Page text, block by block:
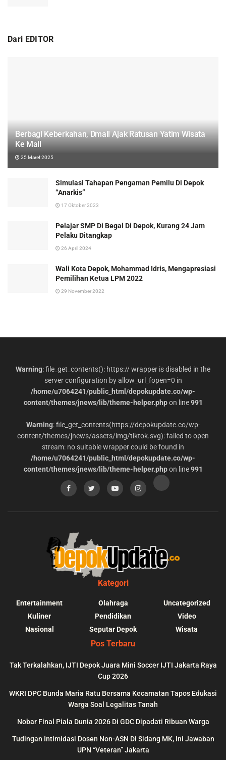
Dari EDITOR
Berbagi Keberkahan, Dmall Ajak Ratusan Yatim Wisata
Ke Mall
25 Maret 2025
Simulasi Tahapan Pengaman Pemilu Di Depok
“Anarkis”
17 Oktober 2023
Pelajar SMP Di Begal Di Depok, Kurang 24 Jam
Pelaku Ditangkap
26 April 2024
Wali Kota Depok, Mohammad Idris, Mengapresiasi
Pemilihan Ketua LPM 2022
29 November 2022
Warning: file_get_contents(): https:// wrapper is disabled in the
server configuration by allow_url_fopen=0 in
/home/u7064241/public_html/depokupdate.co/wp-
content/themes/jnews/lib/theme-helper.phpon line991
Warning: file_get_contents(https://depokupdate.co/wp-
content/themes/jnews/assets/img/tiktok.svg): failed to open
stream: no suitable wrapper could be found in
/home/u7064241/public_html/depokupdate.co/wp-
content/themes/jnews/lib/theme-helper.phpon line991
Kategori
Entertainment
Kuliner
Nasional
Olahraga
Pendidikan
Seputar Depok
Uncategorized
Video
Wisata
Pos Terbaru
Tak Terkalahkan, IJTI Depok Juara Mini Soccer IJTI Jakarta Raya
Cup 2026
WKRI DPC Bunda Maria Ratu Bersama Kecamatan Tapos Edukasi
Warga Soal Legalitas Tanah
Nobar Final Piala Dunia 2026 Di GDC Dipadati Ribuan Warga
Tudingan Intimidasi Dosen Non-ASN Di Sidang MK, Ini Jawaban
UPN “Veteran” Jakarta
depokupdate.co/wp-
line
:
content/themes/
could be found in